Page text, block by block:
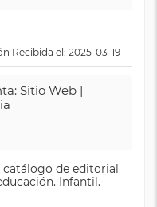
Recibida el: 2025-03-19
Sitio Web |
catálogo de editorial
Infantil.